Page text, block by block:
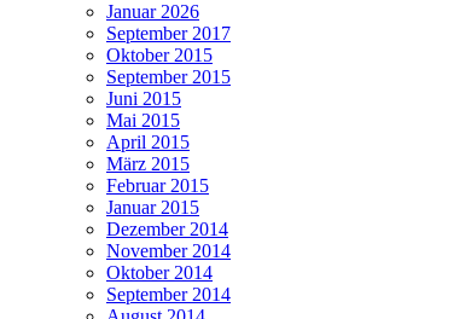
Januar 2026
September 2017
Oktober 2015
September 2015
Juni 2015
Mai 2015
April 2015
März 2015
Februar 2015
Januar 2015
Dezember 2014
November 2014
Oktober 2014
September 2014